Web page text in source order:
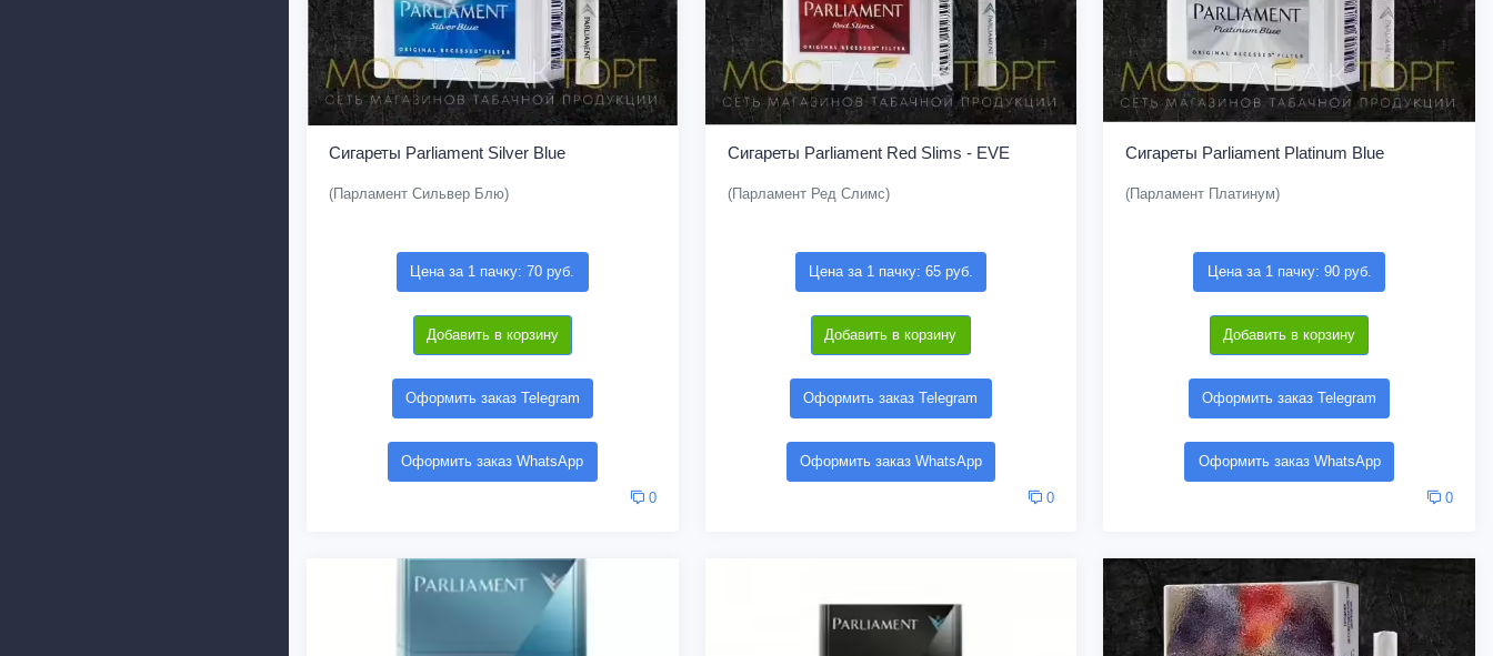
Сигареты Parliament Silver Blue
(Парламент Сильвер Блю)
Цена за 1 пачку: 70 руб.
Добавить в корзину
Оформить заказ Telegram
Оформить заказ WhatsApp
0
Сигареты Parliament Red Slims - EVE
(Парламент Ред Слимс)
Цена за 1 пачку: 65 руб.
Добавить в корзину
Оформить заказ Telegram
Оформить заказ WhatsApp
0
Сигареты Parliament Platinum Blue
(Парламент Платинум)
Цена за 1 пачку: 90 руб.
Добавить в корзину
Оформить заказ Telegram
Оформить заказ WhatsApp
0